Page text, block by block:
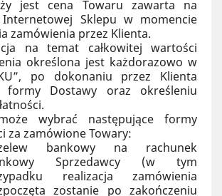
jest cena Towaru zawarta na
Sklepu w momencie
zamówienia przez Klienta.
na temat całkowitej wartości
określona jest każdorazowo w
po dokonaniu przez Klienta
formy Dostawy oraz określeniu
wybrać następujące formy
za zamówione Towary:
bankowy na rachunek
Sprzedawcy (w tym
realizacja zamówienia
zostanie po zakończeniu